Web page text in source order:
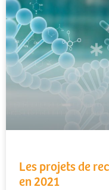
Les projets de
en 2021